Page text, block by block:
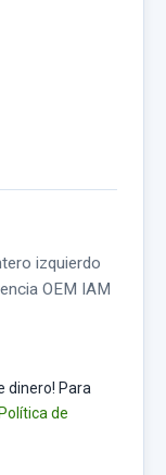
izquierdo
OEM IAM
dinero! Para
Política de